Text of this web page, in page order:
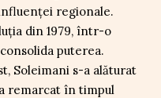
regionale.
din 1979, într-o
puterea.
Soleimani s-a alăturat
remarcat în timpul